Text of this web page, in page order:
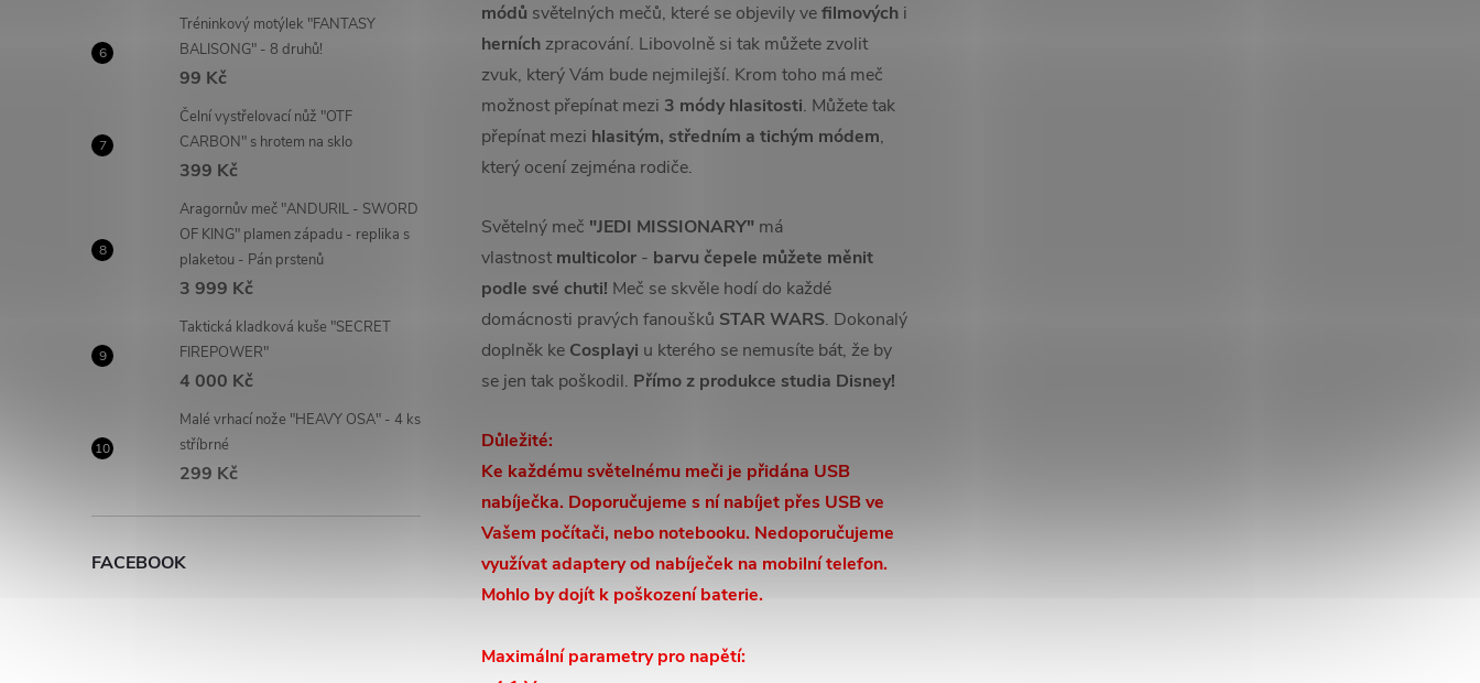
Tréninkový motýlek "FANTASY
BALISONG" - 8 druhů!
99 Kč
Čelní vystřelovací nůž "OTF
CARBON" s hrotem na sklo
399 Kč
Aragornův meč "ANDURIL - SWORD
OF KING" plamen západu - replika s
plaketou - Pán prstenů
3 999 Kč
Taktická kladková kuše "SECRET
FIREPOWER"
4 000 Kč
Malé vrhací nože "HEAVY OSA" - 4 ks
stříbrné
299 Kč
FACEBOOK
módů světelných mečů, které se objevily vefilmových i
herních zpracování. Libovolně si tak můžete zvolit
zvuk, který Vám bude nejmilejší. Krom toho má meč
možnost přepínat mezi 3 módy hlasitosti. Můžete tak
přepínat mezi hlasitým, středním a tichým módem,
který ocení zejména rodiče.
Světelný meč "JEDI MISSIONARY" má
vlastnost multicolor - barvu čepele můžete měnit
podle své chuti! Meč se skvěle hodí do každé
domácnosti pravých fanoušků STAR WARS. Dokonalý
doplněk ke Cosplayi u kterého se nemusíte bát, že by
se jen tak poškodil. Přímo z produkce studia Disney!
Důležité:
Ke každému světelnému meči je přidána USB
nabíječka. Doporučujeme s ní nabíjet přes USB ve
Vašem počítači, nebo notebooku. Nedoporučujeme
využívat adaptery od nabíječek na mobilní telefon.
Mohlo by dojít k poškození baterie.
Maximální parametry pro napětí: